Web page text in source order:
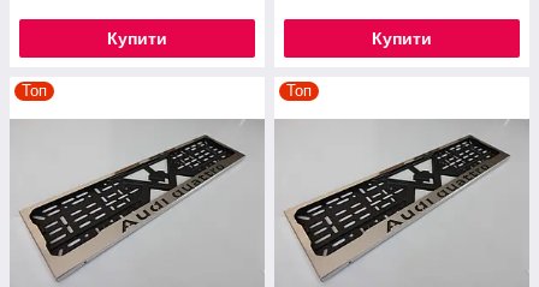
Купити Купити
Топ Топ